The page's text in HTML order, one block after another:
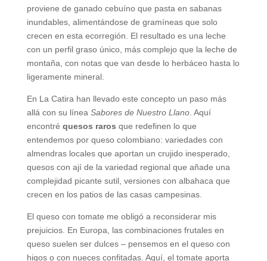
proviene de ganado cebuíno que pasta en sabanas
inundables, alimentándose de gramíneas que solo
crecen en esta ecorregión. El resultado es una leche
con un perfil graso único, más complejo que la leche de
montaña, con notas que van desde lo herbáceo hasta lo
ligeramente mineral.
En La Catira han llevado este concepto un paso más
allá con su línea Sabores de Nuestro Llano. Aquí
encontré quesos raros que redefinen lo que
entendemos por queso colombiano: variedades con
almendras locales que aportan un crujido inesperado,
quesos con ají de la variedad regional que añade una
complejidad picante sutil, versiones con albahaca que
crecen en los patios de las casas campesinas.
El queso con tomate me obligó a reconsiderar mis
prejuicios. En Europa, las combinaciones frutales en
queso suelen ser dulces – pensemos en el queso con
higos o con nueces confitadas. Aquí, el tomate aporta